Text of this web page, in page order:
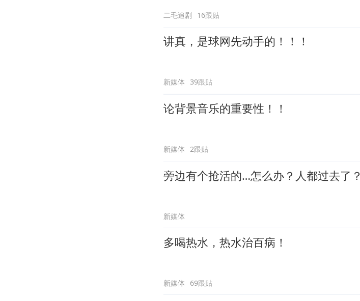
二毛追剧 16跟贴
讲真，是球网先动手的！！！
新媒体 39跟贴
论背景音乐的重要性！！
新媒体 2跟贴
旁边有个抢活的…怎么办？人都过去了？
新媒体
多喝热水，热水治百病！
新媒体 69跟贴